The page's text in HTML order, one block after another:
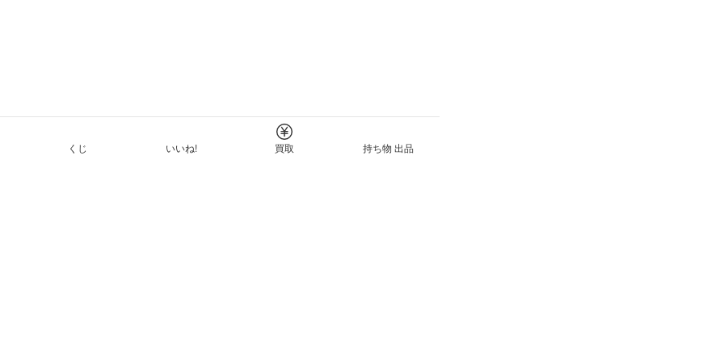
くじ いいね! 買取 持ち物 出品